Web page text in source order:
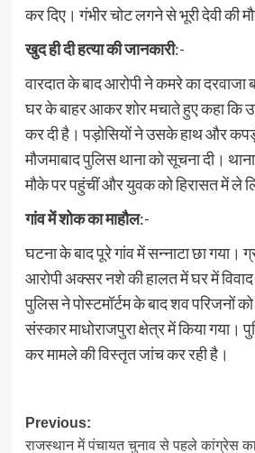
कर दिए। गंभीर चोट लगने से भूरी देवी की
खुद ही दी हत्या की जानकारी:-
वारदात के बाद आरोपी ने कमरे का दरवाजा
घर के बाहर आकर शोर मचाते हुए कहा कि
कर दी है। पड़ोसियों ने उसके हाथ और
मौजमाबाद पुलिस थाना को सूचना दी।
मौके पर पहुंचीं और युवक को हिरासत में ले
गांव में शोक का माहौल:-
घटना के बाद पूरे गांव में सन्नाटा छा गया।
आरोपी अक्सर नशे की हालत में घर में
पुलिस ने पोस्टमॉर्टम के बाद शव परिजनों
संस्कार माधोराजपुरा क्षेत्र में किया
कर मामले की विस्तृत जांच कर रही है।
Post
Previous:
राजस्थान में पंचायत चुनाव से पहले कांग्रेस